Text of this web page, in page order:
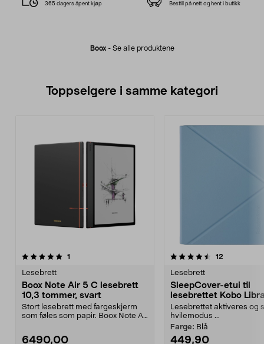
Boox- Se alle produktene
365 dagers åpent kjøp Bestill på nett og hent i butikk
Toppselgere i samme kategori
1
Lesebrett
Boox Note Air 5 C lesebrett
10,3 tommer, svart
Stort lesebrett med fargeskjerm
som føles som papir. Boox Note Air
6490,00
4.5 av 5 stjerner 12
Lesebrett
SleepCover-etui til
lesebrettet Kobo
Lesebrettet aktiveres og
hvilemodus ...
Farge: Blå
449,90
5.0 av 5 stjerner